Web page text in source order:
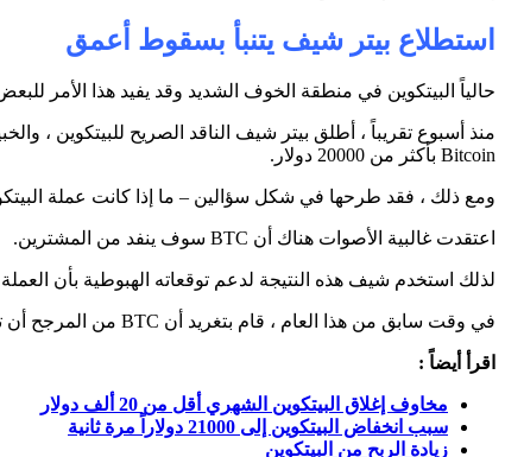
استطلاع بيتر شيف يتنبأ بسقوط أعمق
حالياً البيتكوين في منطقة الخوف الشديد وقد يفيد هذا الأمر
Bitcoin بأكثر من 20000 دولار.
ومع ذلك ، فقد طرحها في شكل سؤالين – ما إذا كانت عملة
اعتقدت غالبية الأصوات هناك أن BTC سوف ينفد من المشترين.
لذلك استخدم شيف هذه النتيجة لدعم توقعاته الهبوطية بأن
في وقت سابق من هذا العام ، قام بتغريد أن BTC من المرجح أن تختبر الدعم دون مستوى 10000 دولار.
اقرأ أيضاً :
مخاوف إغلاق البيتكوين الشهري أقل من 20 ألف دولار
سبب انخفاض البيتكوين إلى 21000 دولاراً مرة ثانية
زيادة الربح من البيتكوين